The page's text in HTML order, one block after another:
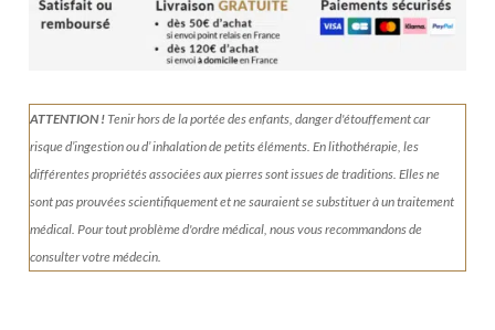
de
ATTENTION !Tenirhors de la portée des enfants, danger d'étouffement car
risque d’ingestion ou d’ inhalation de petits éléments.En lithothérapie, les
différentes propriétés associées aux pierres sont issues de traditions. Elles ne
sont pas prouvées scientifiquement et ne sauraient se substituer à un traitement
médical. Pour tout problème d'ordre médical, nous vous recommandons de
consulter votre médecin.